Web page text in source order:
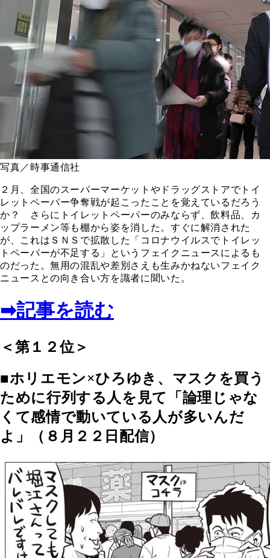
写真／時事通信社
２月、全国のスーパーマーケットやドラッグストアでトイ
レットペーパー争奪戦が起こったことを覚えているだろう
か？ さらにトイレットペーパーのみならず、飲料品、カ
ップラーメン等も棚から姿を消した。すぐに解消された
が、これはＳＮＳで拡散した「コロナウイルスでトイレッ
トペーパーが不足する」というフェイクニュースによるも
のだった。無用の混乱や差別さえも生みかねないフェイク
ニュースとの向き合い方を識者に聞いた。
➡記事を読む
＜第１２位＞
■ホリエモン×ひろゆき、マスクを買う
ために行列する人を見て「論理じゃな
くて感情で動いている人が多いんだ
よ」（８月２２日配信）